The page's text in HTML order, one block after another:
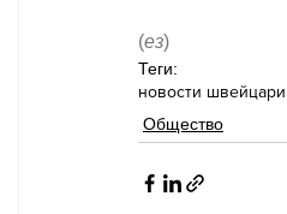
(ез)
Теги:
новости
Общество